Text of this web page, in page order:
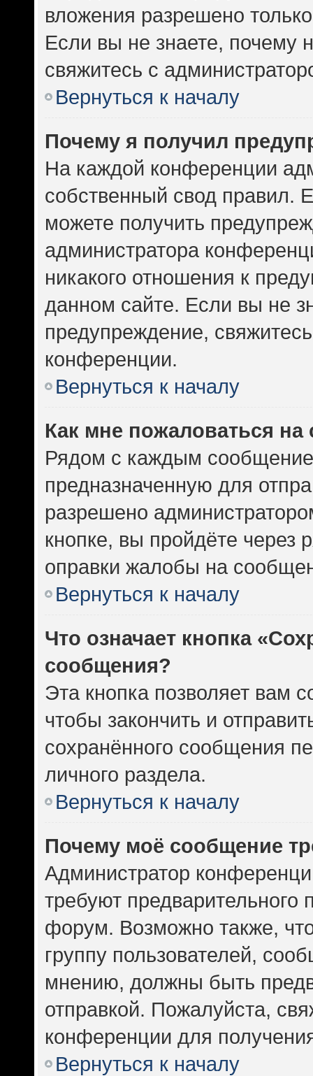
вложения разрешено
Если вы не знаете, почему
свяжитесь с
Вернуться к началу
Почему я получил
На каждой конференции
собственный свод правил.
можете получить
администратора
никакого отношения к
данном сайте. Если вы не
предупреждение,
конференции.
Вернуться к началу
Как мне пожаловаться
Рядом с каждым
предназначенную для
разрешено
кнопке, вы пройдёте
оправки жалобы на
Вернуться к началу
Что означает кнопка
сообщения?
Эта кнопка позволяет вам
чтобы закончить и
сохранённого сообщения
личного раздела.
Вернуться к началу
Почему моё сообщение
Администратор
требуют предварительного
форум. Возможно также,
группу пользователей,
мнению, должны быть
отправкой. Пожалуйста,
конференции для
Вернуться к началу